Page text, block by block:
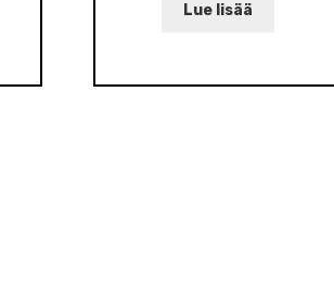
Lue lisää